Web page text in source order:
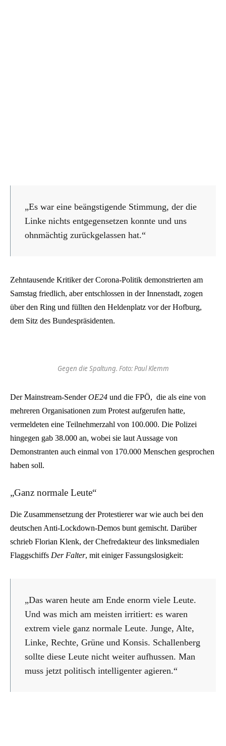
„Es war eine beängstigende Stimmung, der die
Linke nichts entgegensetzen konnte und uns
ohnmächtig zurückgelassen hat.“
Zehntausende Kritiker der Corona-Politik demonstrierten am
Samstag friedlich, aber entschlossen in der Innenstadt, zogen
über den Ring und füllten den Heldenplatz vor der Hofburg,
dem Sitz des Bundespräsidenten.
Gegen die Spaltung. Foto: Paul Klemm
Der Mainstream-SenderOE24 und die FPÖ, die als eine von
mehreren Organisationen zum Protest aufgerufen hatte,
vermeldeten eine Teilnehmerzahl von 100.000. Die Polizei
hingegen gab 38.000 an, wobei sie laut Aussage von
Demonstranten auch einmal von 170.000 Menschen gesprochen
haben soll.
„Ganz normale Leute“
Die Zusammensetzung der Protestierer war wie auch bei den
deutschen Anti-Lockdown-Demos bunt gemischt. Darüber
schrieb Florian Klenk, der Chefredakteur des linksmedialen
Flaggschiffs Der Falter, mit einiger Fassungslosigkeit:
„Das waren heute am Ende enorm viele Leute.
Und was mich am meisten irritiert: es waren
extrem viele ganz normale Leute. Junge, Alte,
Linke, Rechte, Grüne und Konsis. Schallenberg
sollte diese Leute nicht weiter aufhussen. Man
muss jetzt politisch intelligenter agieren.“